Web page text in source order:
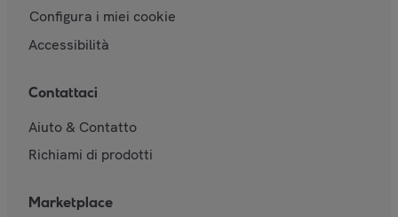
Configura i miei cookie
Accessibilità
Contattaci
Aiuto & Contatto
Richiami di prodotti
Marketplace